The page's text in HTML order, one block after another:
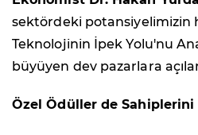
sektördeki potansiyelimizin
Teknolojinin İpek Yolu'nu
büyüyen dev pazarlara
Özel Ödüller de Sahiplerini